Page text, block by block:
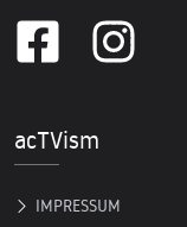
acTVism
IMPRESSUM